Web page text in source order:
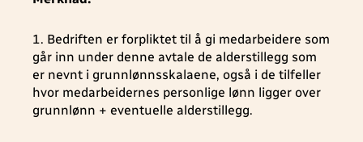
1. Bedriften er forpliktet til å gi medarbeidere som
går inn under denne avtale de alderstillegg som
er nevnt i grunnlønnsskalaene, også i de tilfeller
hvor medarbeidernes personlige lønn ligger over
grunnlønn + eventuelle alderstillegg.